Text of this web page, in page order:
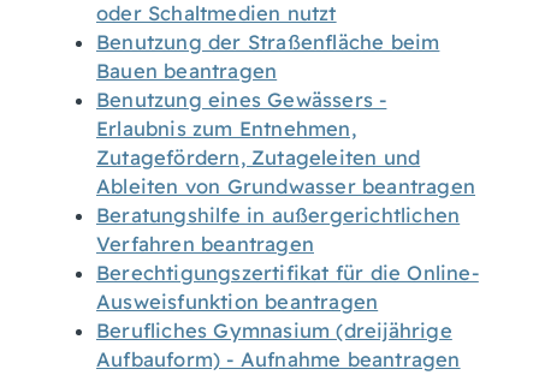
oder Schaltmedien nutzt
Benutzung der Straßenfläche beim
Bauen beantragen
Benutzung eines Gewässers -
Erlaubnis zum Entnehmen,
Zutagefördern, Zutageleiten und
Ableiten von Grundwasser beantragen
Beratungshilfe in außergerichtlichen
Verfahren beantragen
Berechtigungszertifikat für die Online-
Ausweisfunktion beantragen
Berufliches Gymnasium (dreijährige
Aufbauform) - Aufnahme beantragen